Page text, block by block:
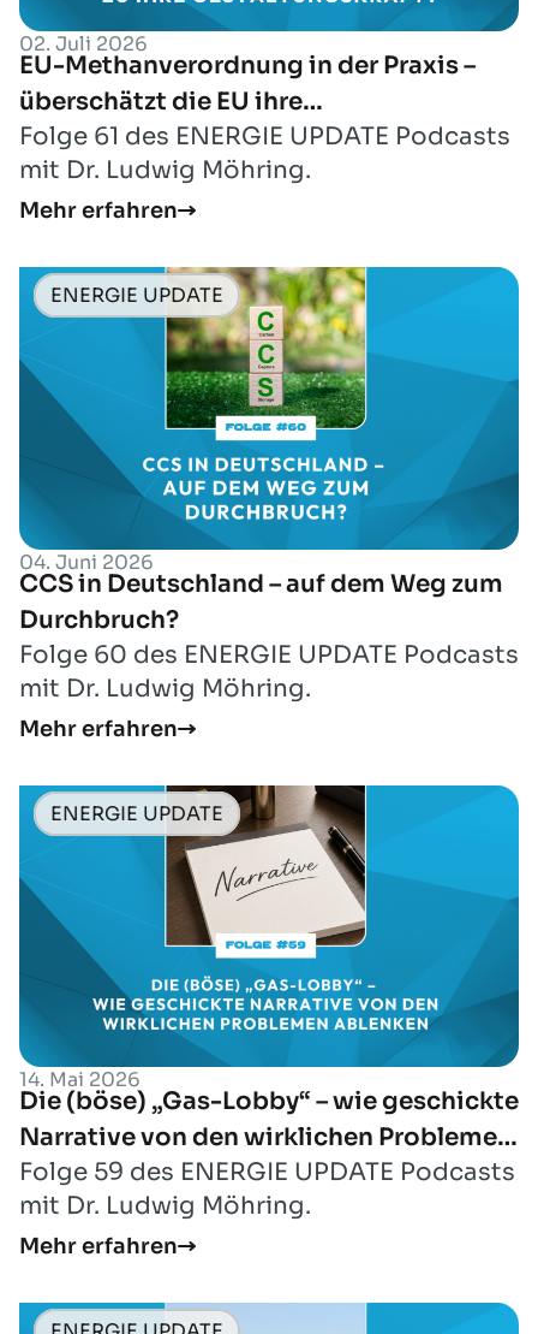
02. Juli 2026
EU-Methanverordnung in der Praxis –
überschätzt die EU ihre
Gestaltungskraft?
Folge 61 des ENERGIE UPDATE Podcasts
mit Dr. Ludwig Möhring.
Mehr erfahren
ENERGIE UPDATE
04. Juni 2026
CCS in Deutschland – auf dem Weg zum
Durchbruch?
Folge 60 des ENERGIE UPDATE Podcasts
mit Dr. Ludwig Möhring.
Mehr erfahren
ENERGIE UPDATE
14. Mai 2026
Die (böse) „Gas-Lobby“ – wie geschickte
Narrative von den wirklichen Problemen
ablenken
Folge 59 des ENERGIE UPDATE Podcasts
mit Dr. Ludwig Möhring.
Mehr erfahren